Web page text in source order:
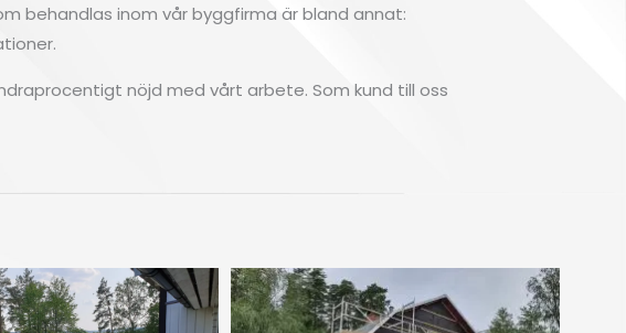
behandlas inom vår byggfirma är bland annat:
nöjd med vårt arbete. Som kund till oss